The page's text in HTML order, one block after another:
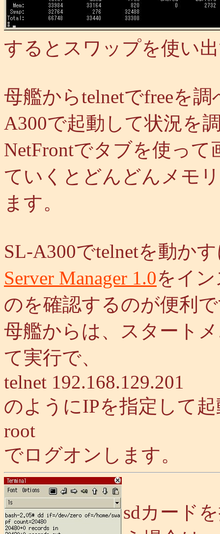
するとスワップを使い
母艦からtelnetでfreeを
A300で起動して状況を
NetFrontでタブを使っ
ていくとどんどんメモ
ます。
SL-A300でtelnetを動か
Server Manager 1.0をイ
のを確認するのが便利
母艦からは、スタート
て実行で、
telnet 192.168.129.201
のようにIPを指定して
root
でログオンします。
sdカード